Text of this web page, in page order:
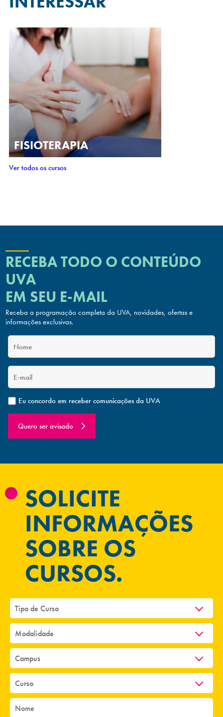
FISIOTERAPIA
Ver todos os cursos
RECEBA TODO O CONTEÚDO
UVA
EM SEU E-MAIL
Receba a programação completa da UVA, novidades, ofertas e
informações exclusivas.
Eu concordo em receber comunicações da UVA
Quero ser avisado
SOLICITE
INFORMAÇÕES
SOBRE OS
CURSOS.